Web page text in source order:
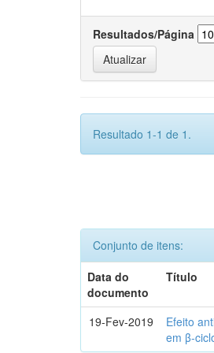
Resultados/Página
Resultado 1-1 de 1.
Conjunto de itens:
Data do
documento
Título
19-Fev-2019
Efeito
em β-